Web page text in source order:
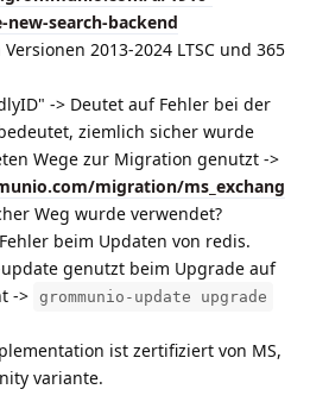
search-backend
2013-2024 LTSC und 365
-> Deutet auf Fehler bei der
ziemlich sicher wurde
Wege zur Migration genutzt ->
migration/ms_exchang
Weg wurde verwendet?
beim Updaten von redis.
genutzt beim Upgrade auf
-> grommunio-update upgrade
ist zertifiziert von MS,
variante.